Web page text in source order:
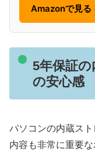
Amazonで見る
5年保証の
の安心感
パソコンの内蔵ス
内容も非常に重要な